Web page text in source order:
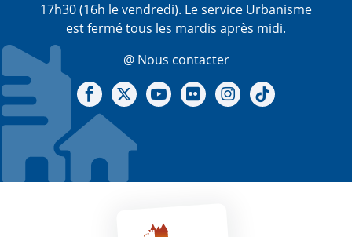
17h30 (16h le vendredi). Le service Urbanisme
est fermé tous les mardis après midi.
@ Nous contacter
Notre Facebook
Notre X - (twitter)
Notre chaine Youtube
Notre Gallerie sur Flickr
Notre Instagram